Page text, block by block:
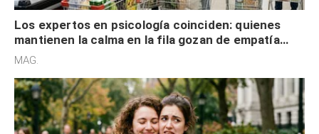
Los expertos en psicología coinciden: quienes
mantienen la calma en la fila gozan de empatía
cognitiva, gratitud y no solo tienen autocontrol
MAG.